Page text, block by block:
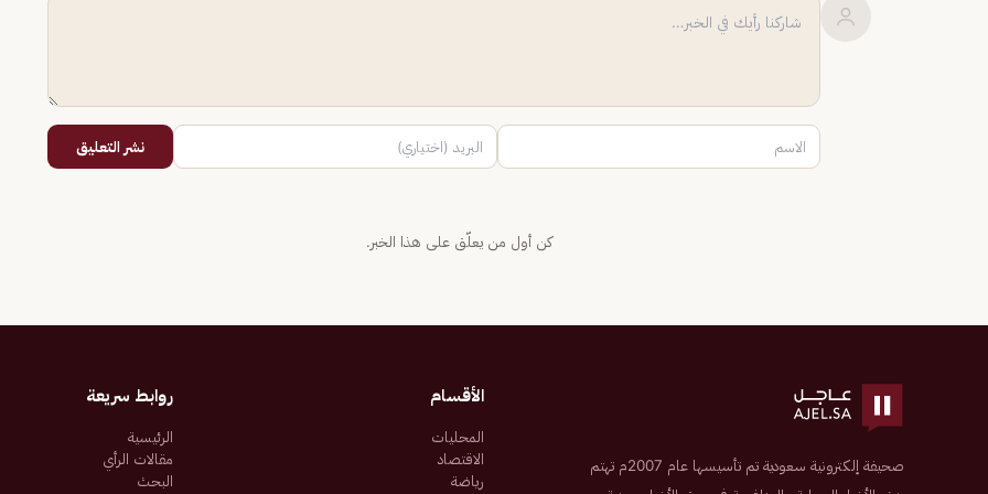
نشر التعليق
كن أول من يعلّق على هذا الخبر.
صحيفة إلكترونية سعودية تم تأسيسها عام 2007م تهتم
الأقسام
المحليات
الاقتصاد
رياضة
روابط سريعة
الرئيسية
مقالات الرأي
البحث